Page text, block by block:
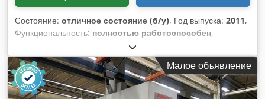
Состояние: отличное состояние (б/у), Год выпуска: 2011,
Функциональность: полностью работоспособен,
Универсальный обрабатывающий центр с 5-координатным
управлением, работающий одновременно по всем осям.
Первоначальная стоимость: 1 295 000 евро. Технические
характеристики: Ход по оси X: 1600 мм Ход по оси Y: 1250
мм Ход по оси Z: 1600 мм Поворот по оси B (стол): 360 000
Малое объявление